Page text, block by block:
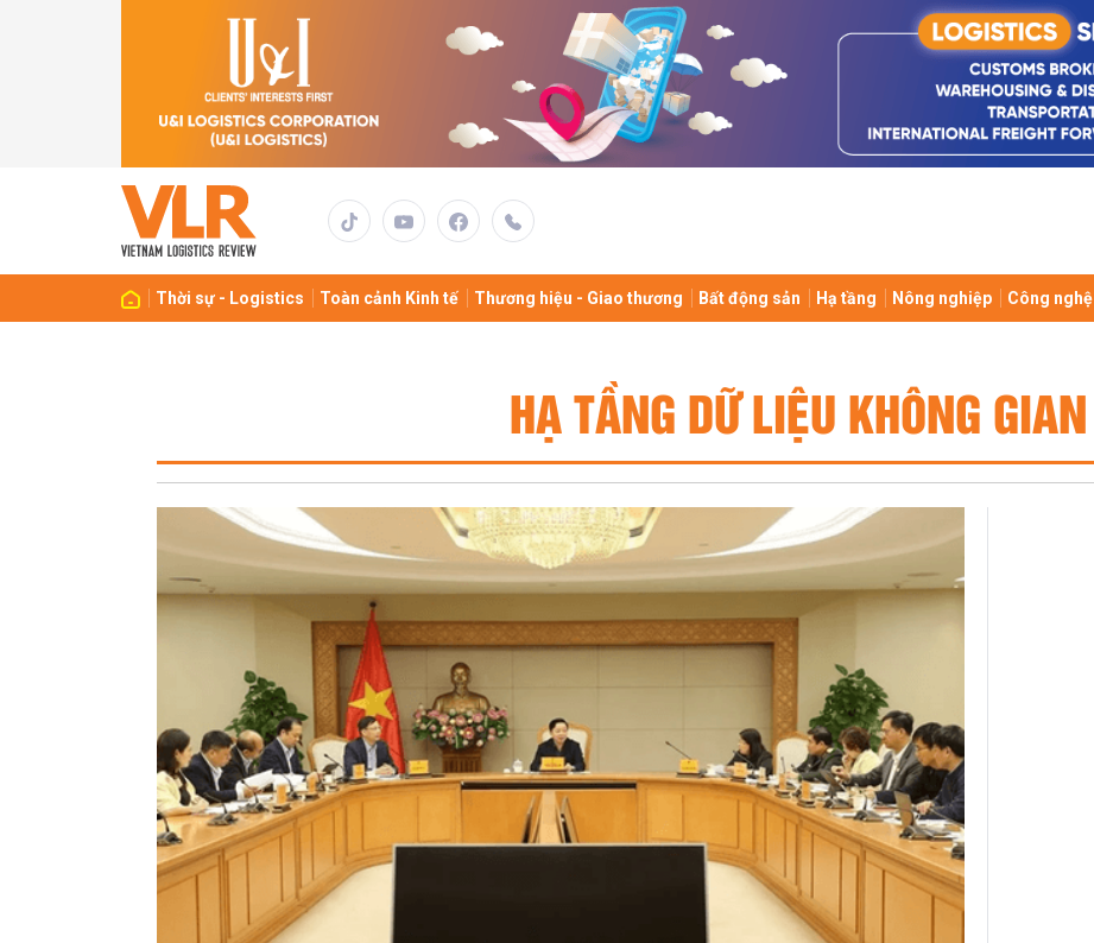
Thời sự - Logistics Toàn cảnh Kinh tế Thương hiệu - Giao thương Bất động sản Hạ tầng Nông nghiệp Công nghệ
HẠ TẦNG DỮ LIỆU KHÔNG GIAN